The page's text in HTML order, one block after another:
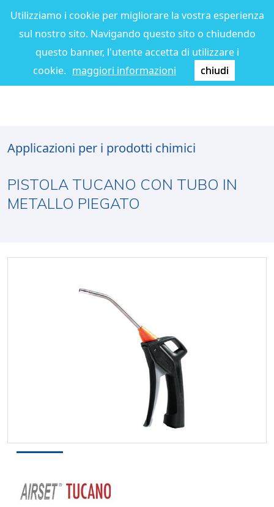
Utilizziamo i cookie per migliorare la vostra esperienza
sul nostro sito. Navigando questo sito o chiudendo
questo banner, l'utente accetta di utilizzare i
cookie. maggiori informazioni chiudi
Applicazioni per i prodotti chimici
PISTOLA TUCANO CON TUBO IN
METALLO PIEGATO